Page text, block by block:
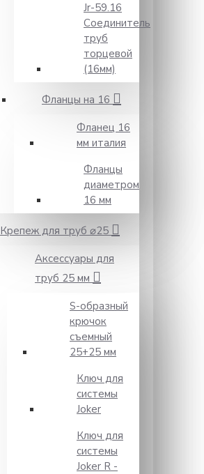
Jr-59.16
Соединитель
труб
торцевой
(16мм)
Фланцы на 16
Фланец 16
мм италия
Фланцы
диаметром
16 мм
Крепеж для труб ⌀25
Аксессуары для
труб 25 мм
S-образный
крючок
съемный
25+25 мм
Ключ для
системы
Joker
Ключ для
системы
Joker R -